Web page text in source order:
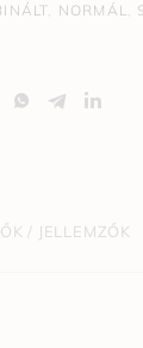
, NORMÁL,
/ JELLEMZŐK